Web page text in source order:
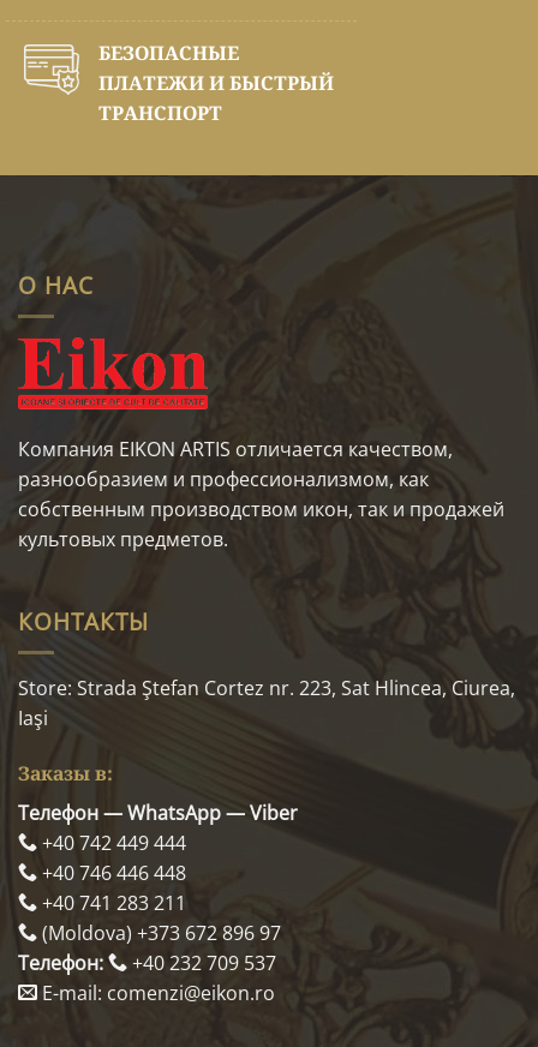
БЕЗОПАСНЫЕ
ПЛАТЕЖИ И БЫСТРЫЙ
ТРАНСПОРТ
О НАС
Компания EIKON ARTIS отличается качеством,
разнообразием и профессионализмом, как
собственным производством икон, так и продажей
культовых предметов.
КОНТАКТЫ
Store: Strada Ştefan Cortez nr. 223, Sat Hlincea, Ciurea,
Iaşi
Заказы в:
Телефон — WhatsApp — Viber
+40 742 449 444
+40 746 446 448
+40 741 283 211
(Moldova) +373 672 896 97
Телефон:
+40 232 709 537
E-mail: comenzi@eikon.ro